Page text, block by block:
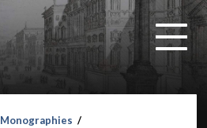
Monographies /